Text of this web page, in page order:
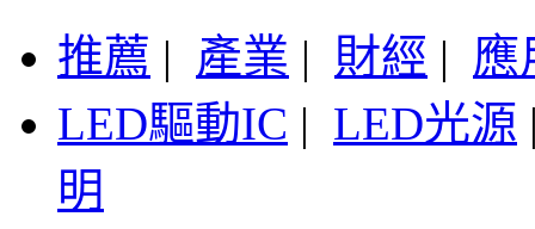
推薦 | 產業 | 財經 | 應
LED驅動IC | LED光源
明